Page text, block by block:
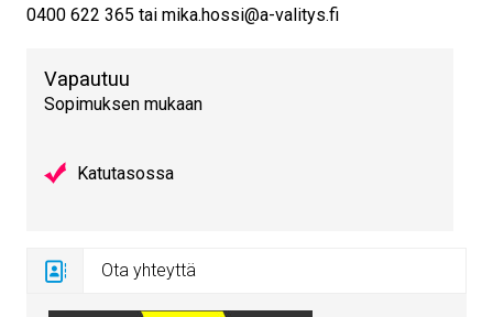
0400 622 365 tai mika.hossi@a-valitys.fi
Vapautuu
Sopimuksen mukaan
Katutasossa
Ota yhteyttä